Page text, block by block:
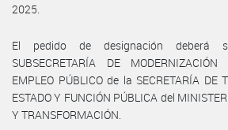
2025.
El pedido de designación deberá
SUBSECRETARÍA DE
EMPLEO PÚBLICO de la SECRETARÍA DE
ESTADO Y FUNCIÓN PÚBLICA del
Y TRANSFORMACIÓN.